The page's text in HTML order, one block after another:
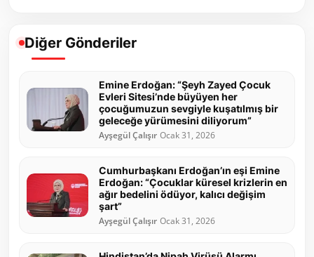
Diğer Gönderiler
Emine Erdoğan: “Şeyh Zayed Çocuk
Evleri Sitesi’nde büyüyen her
çocuğumuzun sevgiyle kuşatılmış bir
geleceğe yürümesini diliyorum”
Ayşegül Çalışır Ocak 31, 2026
Cumhurbaşkanı Erdoğan’ın eşi Emine
Erdoğan: “Çocuklar küresel krizlerin en
ağır bedelini ödüyor, kalıcı değişim
şart”
Ayşegül Çalışır Ocak 31, 2026